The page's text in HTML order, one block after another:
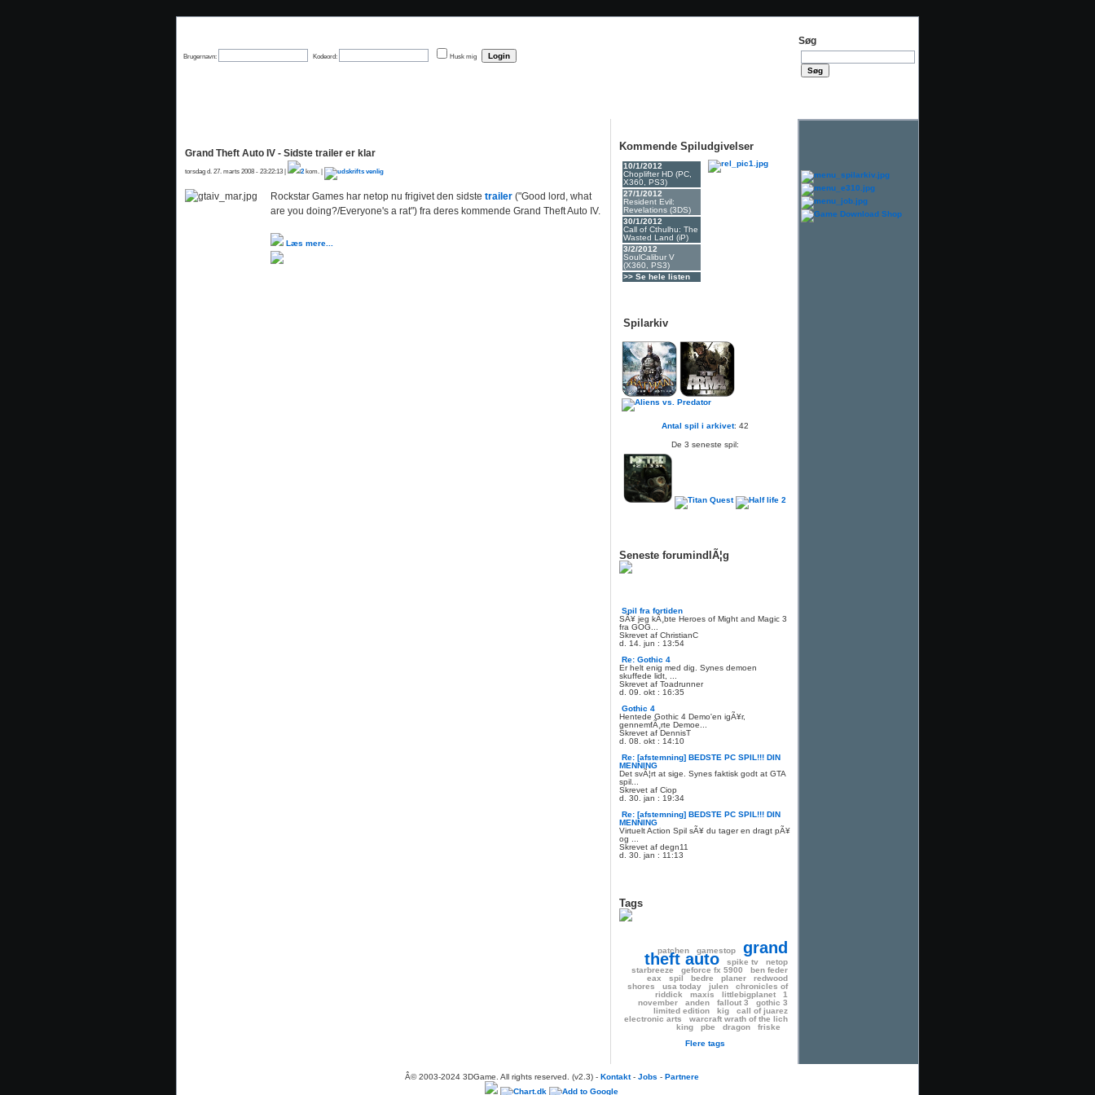
Brugernavn: Kodeord: Husk mig
Søg
Grand Theft Auto IV - Sidste trailer er klar
torsdag d. 27. marts 2008 - 23:22:13 | 2kom. |
Rockstar Games har netop nu frigivet den sidste trailer ("Good lord, what
are you doing?/Everyone's a rat") fra deres kommende Grand Theft Auto IV.
Læs mere...
Kommende Spiludgivelser
10/1/2012
Choplifter HD (PC,
X360, PS3)
27/1/2012
Resident Evil:
Revelations (3DS)
30/1/2012
Call of Cthulhu: The
Wasted Land (iP)
3/2/2012
SoulCalibur V
(X360, PS3)
>> Se hele listen
Spilarkiv
Antal spil i arkivet: 42
De 3 seneste spil:
Seneste forumindlÃ¦g
Spil fra fortiden
SÃ¥ jeg kÃ¸bte Heroes of Might and Magic 3
fra GOG...
Skrevet af ChristianC
d. 14. jun : 13:54
Re: Gothic 4
Er helt enig med dig. Synes demoen
skuffede lidt, ...
Skrevet af Toadrunner
d. 09. okt : 16:35
Gothic 4
Hentede Gothic 4 Demo'en igÃ¥r,
gennemfÃ¸rte Demoe...
Skrevet af DennisT
d. 08. okt : 14:10
Re: [afstemning] BEDSTE PC SPIL!!! DIN
MENNING
Det svÃ¦rt at sige. Synes faktisk godt at GTA
spil...
Skrevet af Ciop
d. 30. jan : 19:34
Re: [afstemning] BEDSTE PC SPIL!!! DIN
MENNING
Virtuelt Action Spil sÃ¥ du tager en dragt pÃ¥
og ...
Skrevet af degn11
d. 30. jan : 11:13
Tags
patchen gamestop grand
theft auto spike tv
netop
starbreeze
geforce fx 5900
ben feder
eax
spil bedre planer
redwood
shores
usa today julen
chronicles of
riddick
maxis littlebigplanet
1
november
anden fallout 3
gothic 3
limited edition
kig
call of juarez
electronic arts
warcraft wrath of the lich
king
pbe dragon
friske
Flere tags
Â© 2003-2024 3DGame. All rights reserved. (v2.3) - Kontakt- Jobs - Partnere